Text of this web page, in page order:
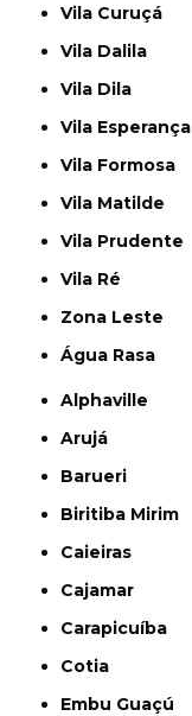
Vila Curuçá
Vila Dalila
Vila Dila
Vila Esperança
Vila Formosa
Vila Matilde
Vila Prudente
Vila Ré
Zona Leste
Água Rasa
Alphaville
Arujá
Barueri
Biritiba Mirim
Caieiras
Cajamar
Carapicuíba
Cotia
Embu Guaçú